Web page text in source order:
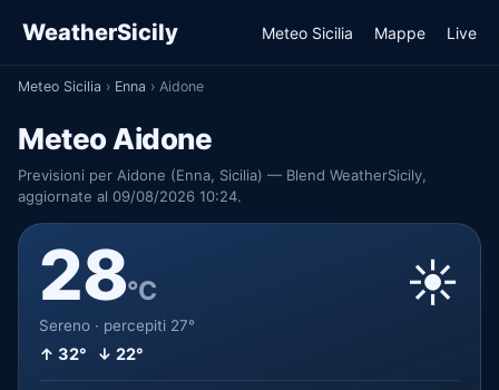
WeatherSicily Meteo Sicilia Mappe Live
Meteo Sicilia › Enna › Aidone
Meteo Aidone
Previsioni per Aidone (Enna, Sicilia) — Blend WeatherSicily,
aggiornate al 09/08/2026 10:24.
28°C
Sereno · percepiti 27°
↑ 32° ↓ 22°
☀️